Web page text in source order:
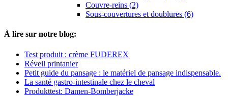
Couvre-reins (2)
Sous-couvertures et doublures (6)
À lire sur notre blog:
Test produit : crème FUDEREX
Réveil printanier
Petit guide du pansage : le matériel de pansage indispensable.
La santé gastro-intestinale chez le cheval
Produkttest: Damen-Bomberjacke